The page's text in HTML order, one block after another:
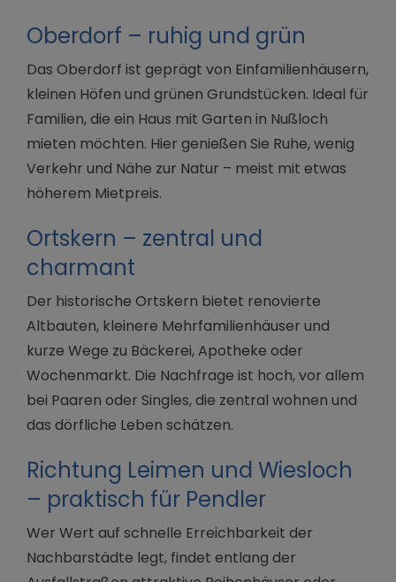
Oberdorf – ruhig und grün
Das Oberdorf ist geprägt von Einfamilienhäusern,
kleinen Höfen und grünen Grundstücken. Ideal für
Familien, die ein Haus mit Garten in Nußloch
mieten möchten. Hier genießen Sie Ruhe, wenig
Verkehr und Nähe zur Natur – meist mit etwas
höherem Mietpreis.
Ortskern – zentral und
charmant
Der historische Ortskern bietet renovierte
Altbauten, kleinere Mehrfamilienhäuser und
kurze Wege zu Bäckerei, Apotheke oder
Wochenmarkt. Die Nachfrage ist hoch, vor allem
bei Paaren oder Singles, die zentral wohnen und
das dörfliche Leben schätzen.
Richtung Leimen und Wiesloch
– praktisch für Pendler
Wer Wert auf schnelle Erreichbarkeit der
Nachbarstädte legt, findet entlang der